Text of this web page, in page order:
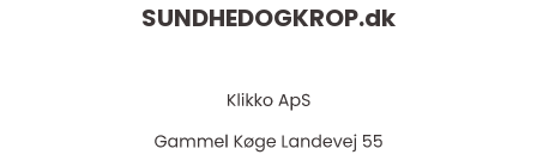
SUNDHEDOGKROP.dk